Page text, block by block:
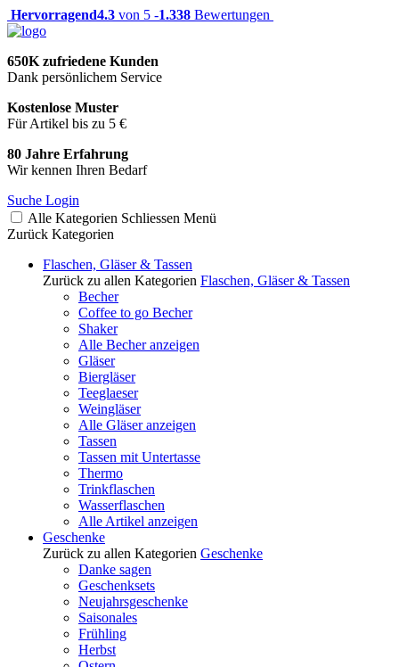
Hervorragend4.3 von 5 -1.338 Bewertungen
650K zufriedene Kunden
Dank persönlichem Service
Kostenlose Muster
Für Artikel bis zu 5 €
80 Jahre Erfahrung
Wir kennen Ihren Bedarf
Suche Login
Alle Kategorien Schliessen Menü
Zurück Kategorien
Flaschen, Gläser & Tassen
Zurück zu allen Kategorien Flaschen, Gläser & Tassen
Becher
Coffee to go Becher
Shaker
Alle Becher anzeigen
Gläser
Biergläser
Teeglaeser
Weingläser
Alle Gläser anzeigen
Tassen
Tassen mit Untertasse
Thermo
Trinkflaschen
Wasserflaschen
Alle Artikel anzeigen
Geschenke
Zurück zu allen Kategorien Geschenke
Danke sagen
Geschenksets
Neujahrsgeschenke
Saisonales
Frühling
Herbst